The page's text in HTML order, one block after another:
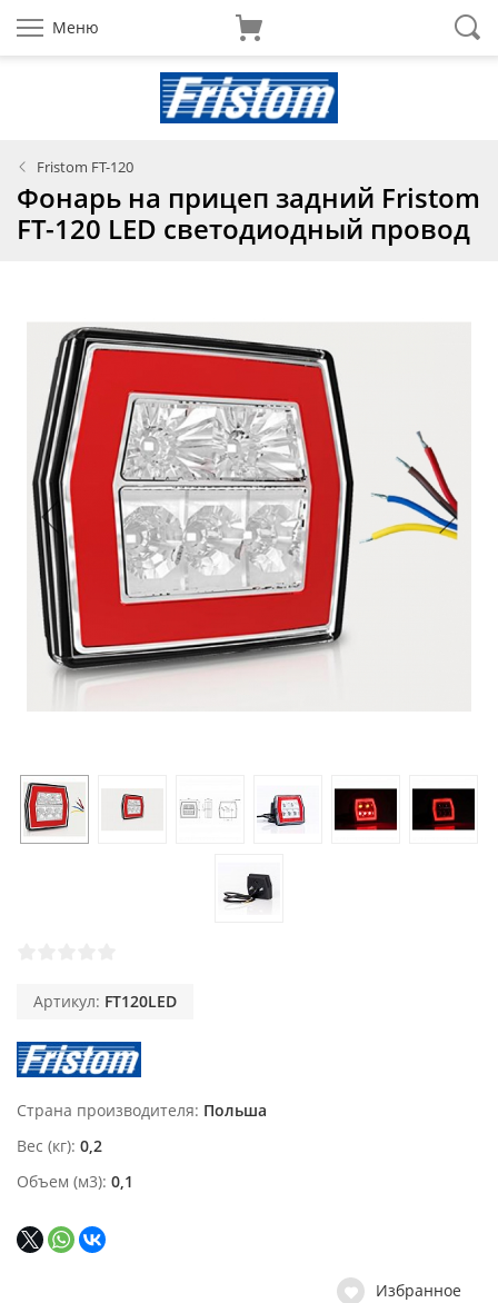
Меню
Fristom FT-120
Фонарь на прицеп задний Fristom
FT-120 LED светодиодный провод
Артикул: FT120LED
Страна производителя Польша
Вес (кг) 0,2
Объем (м3) 0,1
Избранное